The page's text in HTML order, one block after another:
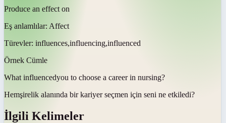
Produce an effect on
Eş anlamlılar: Affect
Türevler: influences,influencing,influenced
Örnek Cümle
What influencedyou to choose a career in nursing?
Hemşirelik alanında bir kariyer seçmen için seni ne etkiledi?
İlgili Kelimeler